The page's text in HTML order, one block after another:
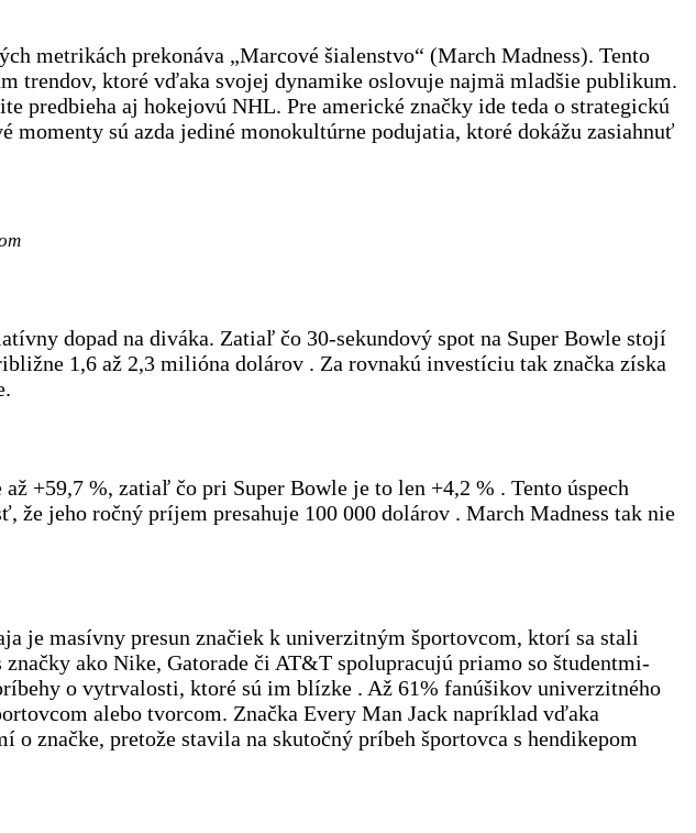
metrikách prekonáva „Marcové šialenstvo“ (March Madness). Tento
ktoré vďaka svojej dynamike oslovuje najmä mladšie publikum.
predbieha aj hokejovú NHL. Pre americké značky ide teda o strategickú
sú azda jediné monokultúrne podujatia, ktoré dokážu zasiahnuť
dopad na diváka. Zatiaľ čo 30-sekundový spot na Super Bowle stojí
1,6 až 2,3 milióna dolárov . Za rovnakú investíciu tak značka získa
+59,7 %, zatiaľ čo pri Super Bowle je to len +4,2 % . Tento úspech
jeho ročný príjem presahuje 100 000 dolárov . March Madness tak nie
je masívny presun značiek k univerzitným športovcom, ktorí sa stali
ako Nike, Gatorade či AT&T spolupracujú priamo so študentmi-
o vytrvalosti, ktoré sú im blízke . Až 61% fanúšikov univerzitného
alebo tvorcom. Značka Every Man Jack napríklad vďaka
značke, pretože stavila na skutočný príbeh športovca s hendikepom